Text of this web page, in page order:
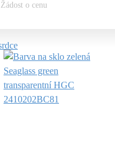
Žádost o cenu